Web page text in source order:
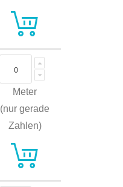
Meter
(nur gerade
Zahlen)